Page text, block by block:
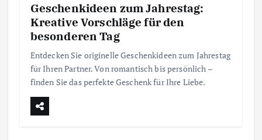
Geschenkideen zum Jahrestag:
Kreative Vorschläge für den
besonderen Tag
Entdecken Sie originelle Geschenkideen zum Jahrestag
für Ihren Partner. Von romantisch bis persönlich –
finden Sie das perfekte Geschenk für Ihre Liebe.